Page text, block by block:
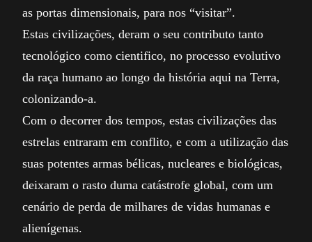
as portas dimensionais, para nos “visitar”.
Estas civilizações, deram o seu contributo tanto
tecnológico como cientifico, no processo evolutivo
da raça humano ao longo da história aqui na Terra,
colonizando-a.
Com o decorrer dos tempos, estas civilizações das
estrelas entraram em conflito, e com a utilização das
suas potentes armas bélicas, nucleares e biológicas,
deixaram o rasto duma catástrofe global, com um
cenário de perda de milhares de vidas humanas e
alienígenas.